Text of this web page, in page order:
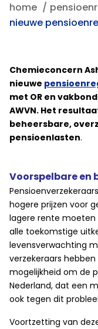
home
nieuwe
Chemieconcern
nieuwe
met OR en
AWVN. Het
beheersbare,
pensioenlasten.
Voorspelbare en
hogere prijzen voor
lagere rente moeten
alle toekomstige
levensverwachting
verzekeraars
mogelijkheid om de
Nederland, dat een
ook tegen dit
Voortzetting van